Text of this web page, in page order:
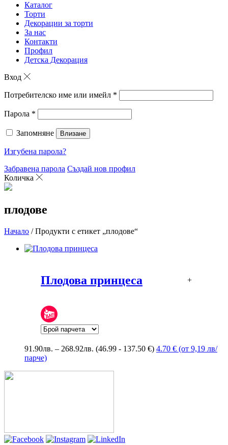
Каталог
Торти
Декорации за торти
За нас
Контакти
Профил
Детска Декорация
Вход
Потребителско име или имейл *
Парола *
Запомняне Влизане
Изгубена парола?
Забравена парола Създай нов профил
Количка
плодове
Начало / Продукти с етикет „плодове“
Плодова принцеса +
91.90лв. – 268.92лв. Price
(46.99 - 137.50 €) 4.70 € (от 9,19 лв/
парче)